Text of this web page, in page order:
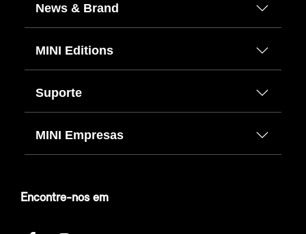
News & Brand
MINI Editions
Suporte
MINI Empresas
Encontre-nos em